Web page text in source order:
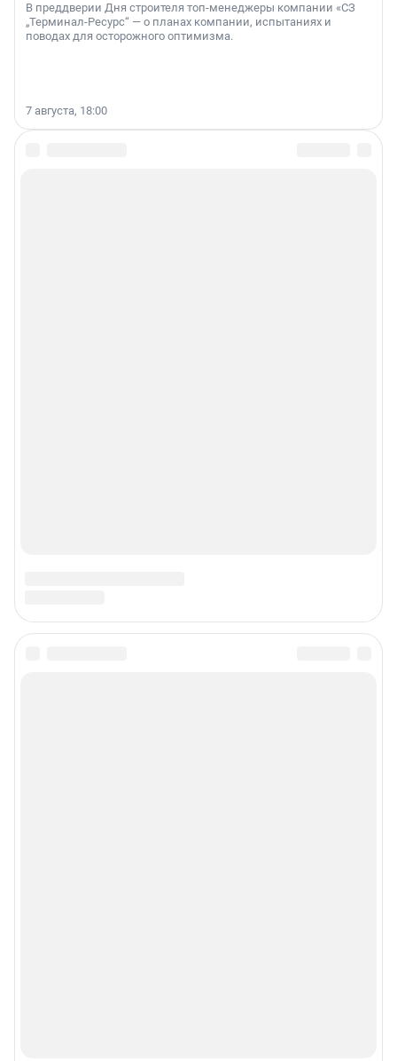
В преддверии Дня строителя топ-менеджеры компании «СЗ
„Терминал-Ресурс“ — о планах компании, испытаниях и
поводах для осторожного оптимизма.
7 августа, 18:00